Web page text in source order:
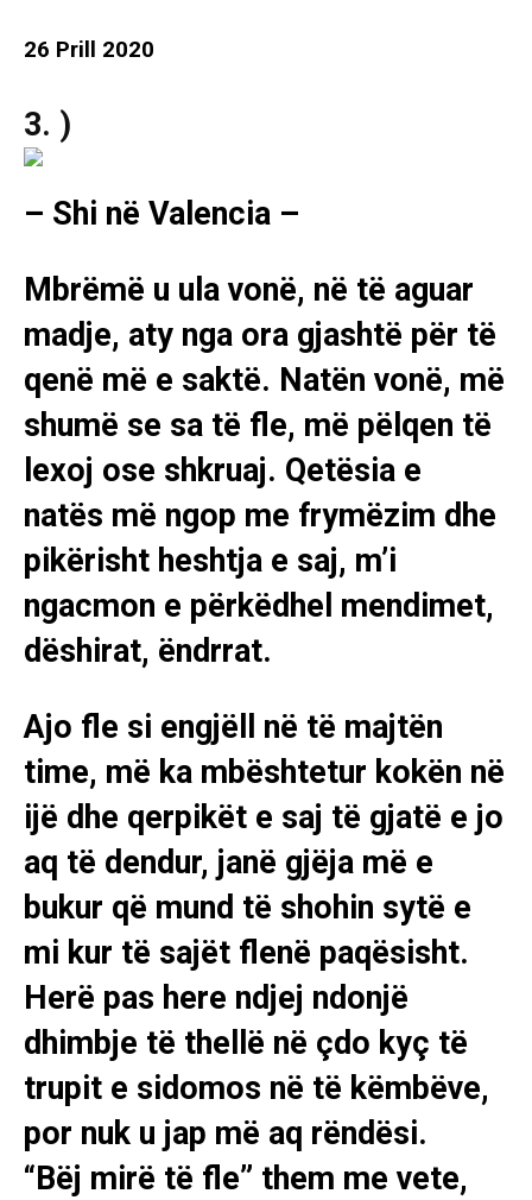
26 Prill 2020
3. )
– Shi në Valencia –
Mbrëmë u ula vonë, në të aguar
madje, aty nga ora gjashtë për të
qenë më e saktë. Natën vonë, më
shumë se sa të fle, më pëlqen të
lexoj ose shkruaj. Qetësia e
natës më ngop me frymëzim dhe
pikërisht heshtja e saj, m’i
ngacmon e përkëdhel mendimet,
dëshirat, ëndrrat.
Ajo fle si engjëll në të majtën
time, më ka mbështetur kokën në
ijë dhe qerpikët e saj të gjatë e jo
aq të dendur, janë gjëja më e
bukur që mund të shohin sytë e
mi kur të sajët flenë paqësisht.
Herë pas here ndjej ndonjë
dhimbje të thellë në çdo kyç të
trupit e sidomos në të këmbëve,
por nuk u jap më aq rëndësi.
“Bëj mirë të fle” them me vete,